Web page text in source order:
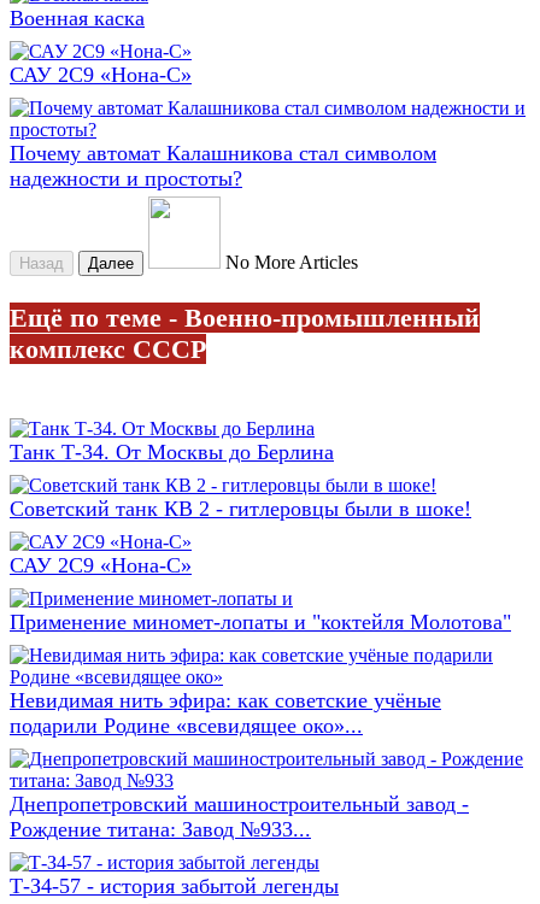
Военная каска
САУ 2С9 «Нона-С»
Почему автомат Калашникова стал символом
надежности и простоты?
Назад Далее No More Articles
Ещё по теме - Военно-промышленный
комплекс СССР
Танк Т-34. От Москвы до Берлина
Советский танк КВ 2 - гитлеровцы были в шоке!
САУ 2С9 «Нона-С»
Применение миномет-лопаты и "коктейля Молотова"
Невидимая нить эфира: как советские учёные
подарили Родине «всевидящее око»...
Днепропетровский машиностроительный завод -
Рождение титана: Завод №933...
Т-З4-57 - история забытой легенды